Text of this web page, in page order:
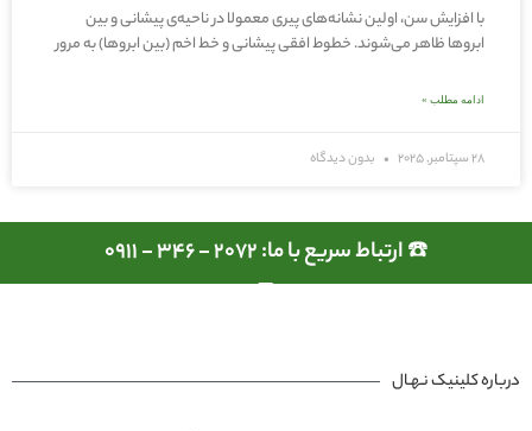
با افزایش سن، اولین نشانه‌های پیری معمولا در ناحیه‌ی پیشانی و بین
ابروها ظاهر می‌شوند. خطوط افقی پیشانی و خط اخم (بین ابروها) به مرور
ادامه مطلب »
28 سپتامبر, 2025 بدون دیدگاه
☎️ ارتباط سریع با ما: 2072 - 346 - 0911
درباره کلینیک نـهـال